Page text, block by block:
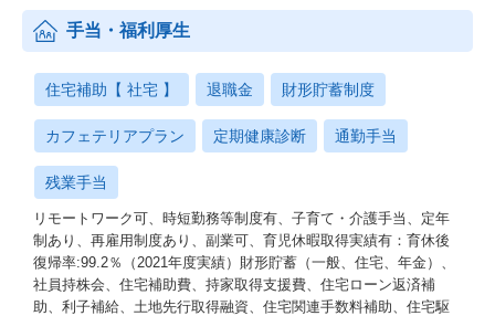
手当・福利厚生
住宅補助【 社宅 】 退職金 財形貯蓄制度
カフェテリアプラン 定期健康診断 通勤手当
残業手当
リモートワーク可、時短勤務等制度有、子育て・介護手当、定年
制あり、再雇用制度あり、副業可、育児休暇取得実績有：育休後
復帰率:99.2％（2021年度実績）財形貯蓄（一般、住宅、年金）、
社員持株会、住宅補助費、持家取得支援費、住宅ローン返済補
助、利子補給、土地先行取得融資、住宅関連手数料補助、住宅駆